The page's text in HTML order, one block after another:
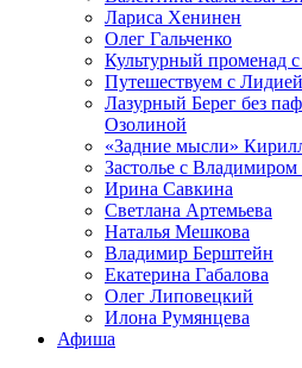
Лариса Хенинен
Олег Гальченко
Культурный променад
Путешествуем с
Лазурный Берег без
Озолиной
«Задние мысли»
Застолье с
Ирина Савкина
Светлана Артемьева
Наталья Мешкова
Владимир Берштейн
Екатерина Габалова
Олег Липовецкий
Илона Румянцева
Афиша